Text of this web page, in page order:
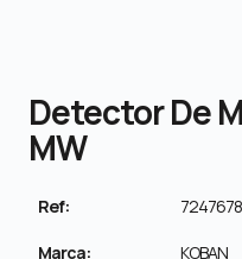
Detector De
MW
Ref:
Marca: KOBAN